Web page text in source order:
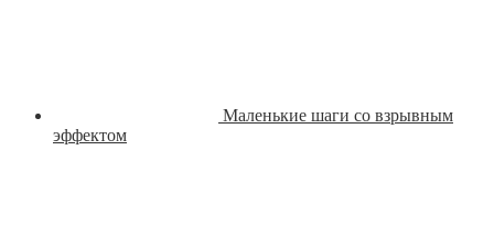
Маленькие шаги со взрывным
эффектом